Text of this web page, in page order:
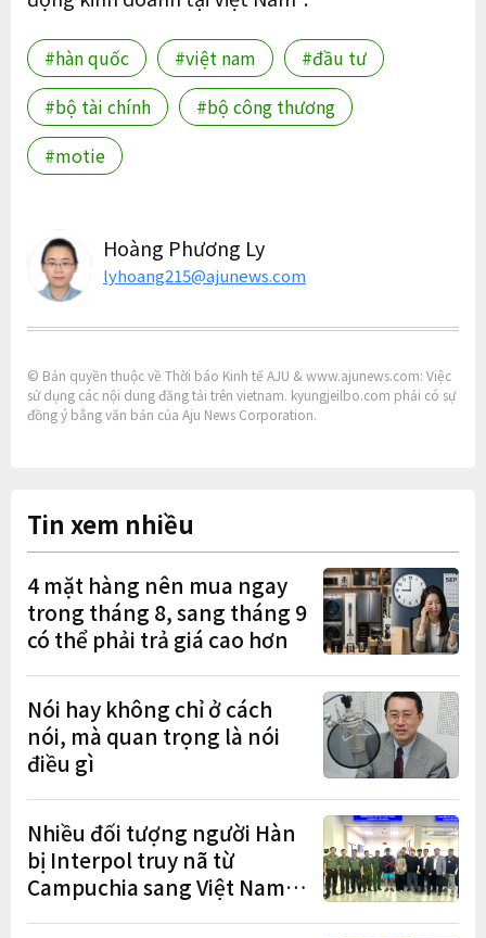
#hàn quốc #việt nam
#đầu tư
#bộ tài chính
#bộ công thương
#motie
Hoàng Phương Ly
lyhoang215@ajunews.com
© Bản quyền thuộc về Thời báo Kinh tế AJU & www.ajunews.com: Việc
sử dụng các nội dung đăng tải trên vietnam. kyungjeilbo.com phải có sự
đồng ý bằng văn bản của Aju News Corporation.
Tin xem nhiều
4 mặt hàng nên mua ngay
trong tháng 8, sang tháng 9
có thể phải trả giá cao hơn
Nói hay không chỉ ở cách
nói, mà quan trọng là nói
điều gì
Nhiều đối tượng người Hàn
bị Interpol truy nã từ
Campuchia sang Việt Nam